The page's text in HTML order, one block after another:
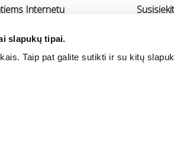
slapukų tipai.
Taip pat galite sutikti ir su kitų
Internetu